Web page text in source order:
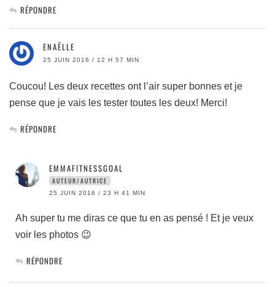
RÉPONDRE
ENAËLLE
25 JUIN 2016 / 12 H 57 MIN
Coucou! Les deux recettes ont l’air super bonnes et je
pense que je vais les tester toutes les deux! Merci!
RÉPONDRE
EMMAFITNESSGOAL
AUTEUR/AUTRICE
25 JUIN 2016 / 23 H 41 MIN
Ah super tu me diras ce que tu en as pensé ! Et je veux
voir les photos 😉
RÉPONDRE